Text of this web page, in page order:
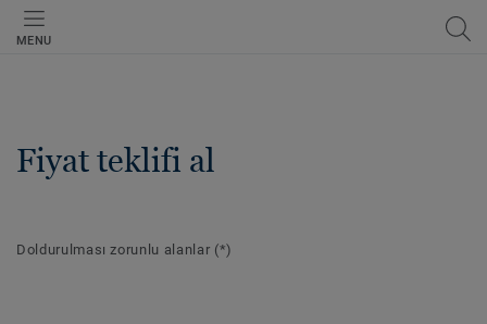
MENU
Fiyat teklifi al
Doldurulması zorunlu alanlar (*)